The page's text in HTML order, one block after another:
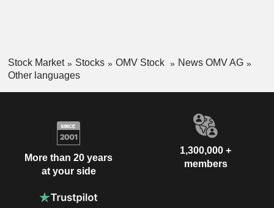
Stock Market Stocks OMV Stock
News OMV AG
Other languages
More than 20 years
at your side
1,300,000 +
members